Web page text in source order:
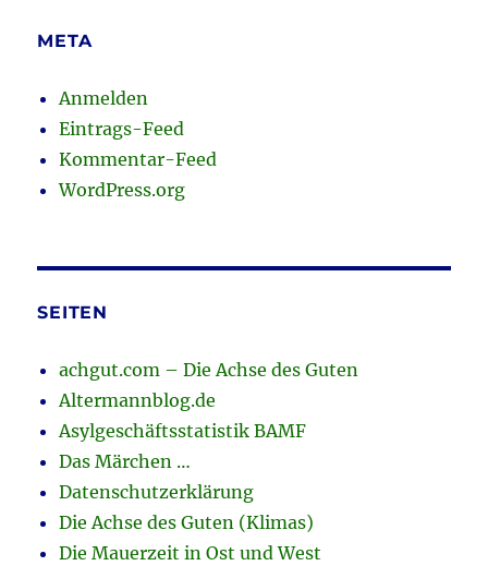
META
Anmelden
Eintrags-Feed
Kommentar-Feed
WordPress.org
SEITEN
achgut.com – Die Achse des Guten
Altermannblog.de
Asylgeschäftsstatistik BAMF
Das Märchen …
Datenschutzerklärung
Die Achse des Guten (Klimas)
Die Mauerzeit in Ost und West